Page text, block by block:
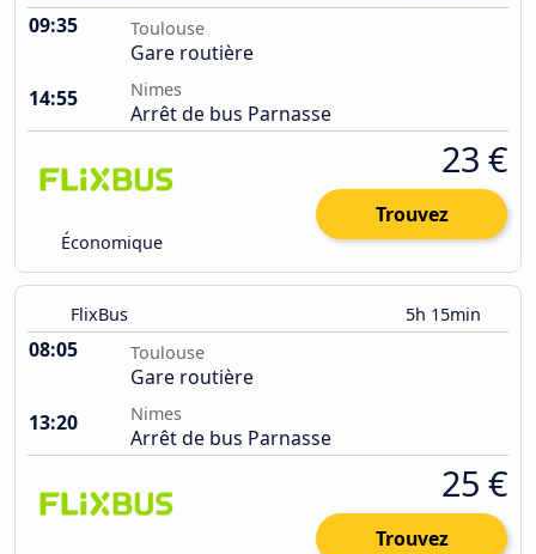
09:35 Toulouse
Gare routière
14:55
Nimes
Arrêt de bus Parnasse
Économique
23 €
Trouvez
FlixBus 5h 15min
08:05 Toulouse
Gare routière
13:20
Nimes
Arrêt de bus Parnasse
25 €
Trouvez